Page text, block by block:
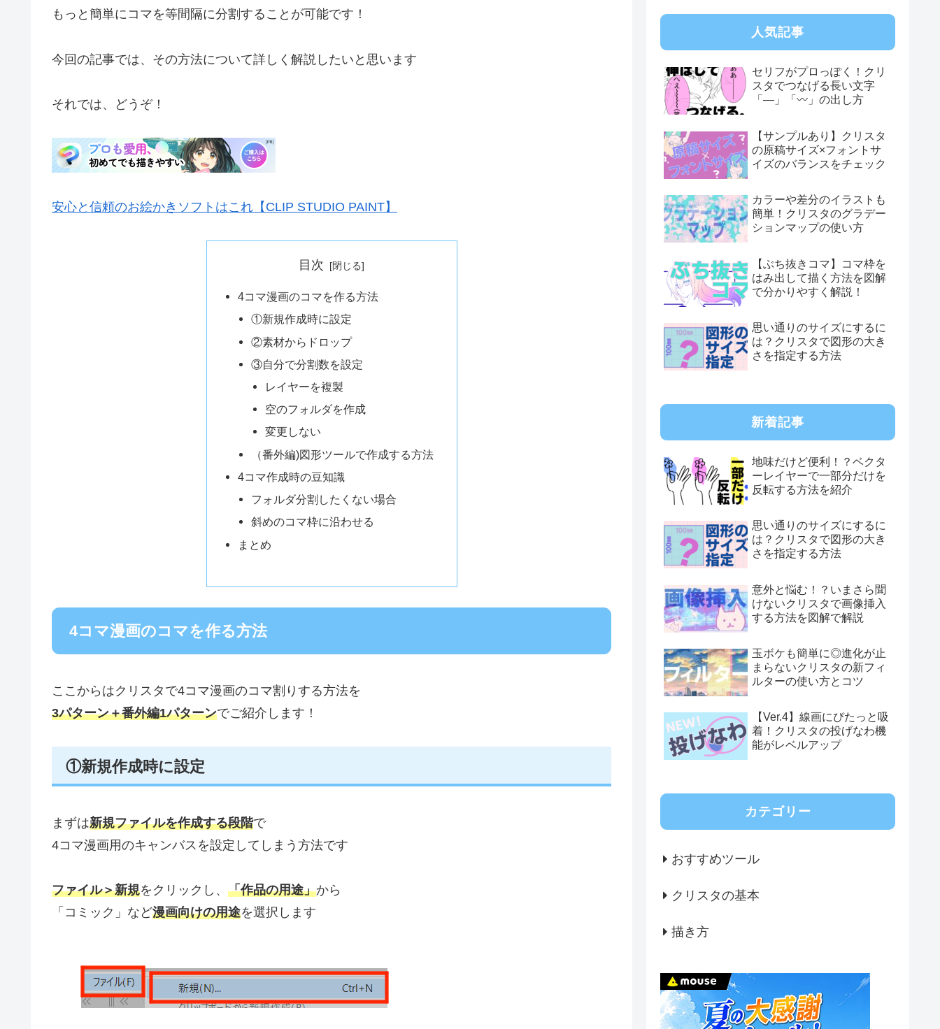
もっと簡単にコマを等間隔に分割することが可能です！
今回の記事では、その方法について詳しく解説したいと思います
それでは、どうぞ！
安心と信頼のお絵かきソフトはこれ【CLIP STUDIO PAINT】
目次
4コマ漫画のコマを作る方法
①新規作成時に設定
②素材からドロップ
③自分で分割数を設定
レイヤーを複製
空のフォルダを作成
変更しない
（番外編)図形ツールで作成する方法
4コマ作成時の豆知識
フォルダ分割したくない場合
斜めのコマ枠に沿わせる
まとめ
4コマ漫画のコマを作る方法
ここからはクリスタで4コマ漫画のコマ割りする方法を
3パターン＋番外編1パターンでご紹介します！
①新規作成時に設定
まずは新規ファイルを作成する段階で
4コマ漫画用のキャンバスを設定してしまう方法です
ファイル＞新規をクリックし、 「作品の用途」から
「コミック」など漫画向けの用途を選択します
人気記事
セリフがプロっぽく！クリ
スタでつなげる長い文字
「―」「〰」の出し方
【サンプルあり】クリスタ
の原稿サイズ×フォントサ
イズのバランスをチェック
カラーや差分のイラストも
簡単！クリスタのグラデー
ションマップの使い方
【ぶち抜きコマ】コマ枠を
はみ出して描く方法を図解
で分かりやすく解説！
思い通りのサイズにするに
は？クリスタで図形の大き
さを指定する方法
新着記事
地味だけど便利！？ベクタ
ーレイヤーで一部分だけを
反転する方法を紹介
思い通りのサイズにするに
は？クリスタで図形の大き
さを指定する方法
意外と悩む！？いまさら聞
けないクリスタで画像挿入
する方法を図解で解説
玉ボケも簡単に◎進化が止
まらないクリスタの新フィ
ルターの使い方とコツ
【Ver.4】線画にぴたっと吸
着！クリスタの投げなわ機
能がレベルアップ
カテゴリー
おすすめツール
クリスタの基本
描き方